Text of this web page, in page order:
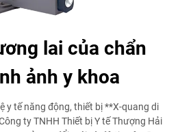
lai của chẩn
ảnh y khoa
y tế năng động, thiết bị **X-quang di
ty TNHH Thiết bị Y tế Thượng Hải